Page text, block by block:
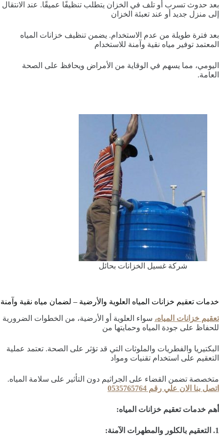
بعد حدوث تسرب أو تلف في الخزان يتطلب تنظيفًا عميقًا. عند الانتقال
إلى منزل جديد أو عند تعبئة الخزان
بعد فترة طويلة من عدم الاستخدام. يضمن تنظيف خزانات المياه
المعتمد توفير مياه نقية وآمنة للاستخدام
اليومي، مما يسهم في الوقاية من الأمراض ويحافظ على الصحة
العامة.
شركة غسيل الخزانات بحائل
خدمات تعقيم خزانات المياه العلوية والأرضية – لضمان مياه نقية وآمنة
تعقيم خزانات المياه، سواء العلوية أو الأرضية، من الخطوات الضرورية
للحفاظ على جودة المياه وحمايتها من
البكتيريا والفطريات والملوثات التي قد تؤثر على الصحة. تعتمد عملية
التعقيم على استخدام تقنيات ومواد
متخصصة تضمن القضاء على الجراثيم دون التأثير على سلامة المياه.
اتصل بنا الان علي رقم 0535765764
أهم خدمات تعقيم خزانات المياه:
1. التعقيم بالكلور والمطهرات الآمنة: